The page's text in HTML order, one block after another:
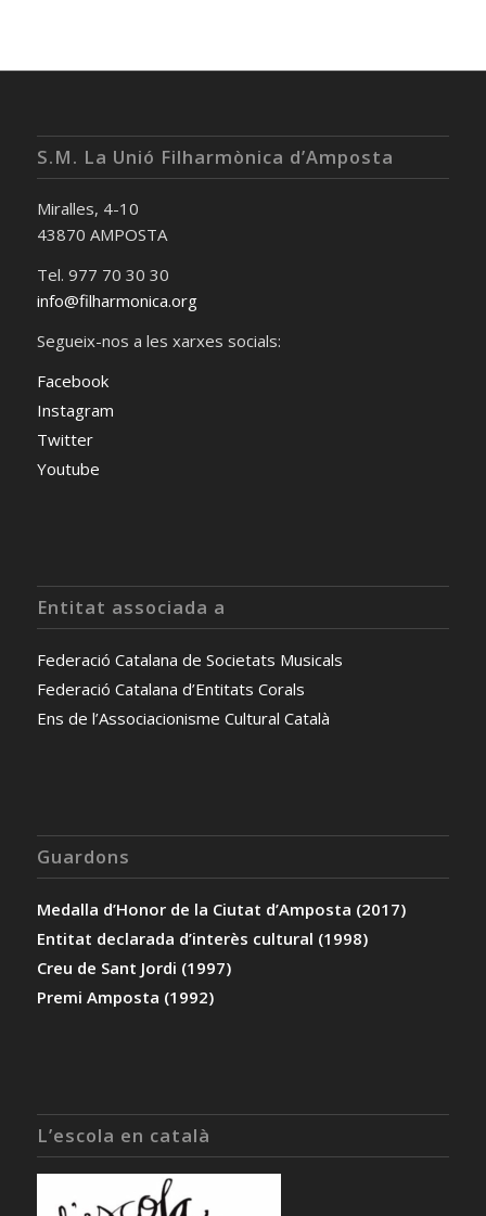
S.M. La Unió Filharmònica d’Amposta
Miralles, 4-10
43870 AMPOSTA
Tel. 977 70 30 30
info@filharmonica.org
Segueix-nos a les xarxes socials:
Facebook
Instagram
Twitter
Youtube
Entitat associada a
Federació Catalana de Societats Musicals
Federació Catalana d’Entitats Corals
Ens de l’Associacionisme Cultural Català
Guardons
Medalla d’Honor de la Ciutat d’Amposta (2017)
Entitat declarada d’interès cultural (1998)
Creu de Sant Jordi (1997)
Premi Amposta (1992)
L’escola en català